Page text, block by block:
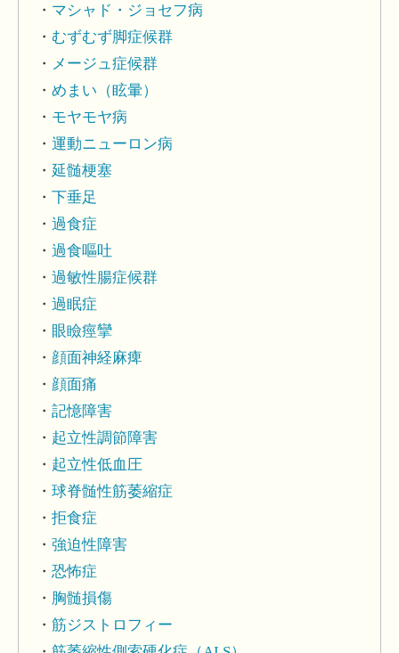
マシャド・ジョセフ病
むずむず脚症候群
メージュ症候群
めまい（眩暈）
モヤモヤ病
運動ニューロン病
延髄梗塞
下垂足
過食症
過食嘔吐
過敏性腸症候群
過眠症
眼瞼痙攣
顔面神経麻痺
顔面痛
記憶障害
起立性調節障害
起立性低血圧
球脊髄性筋萎縮症
拒食症
強迫性障害
恐怖症
胸髄損傷
筋ジストロフィー